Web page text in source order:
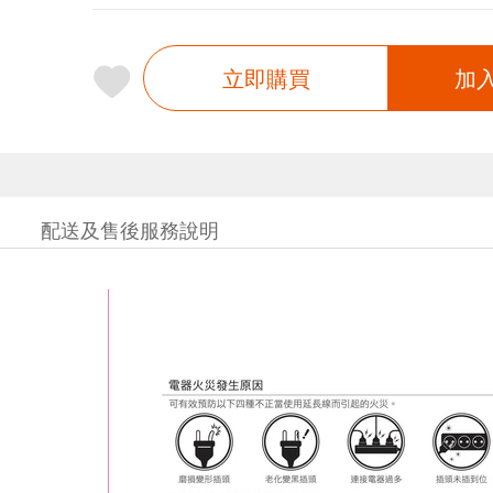
立即購買 加
配送及售後服務說明